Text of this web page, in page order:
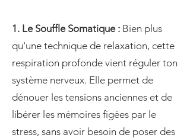
1. Le Souffle Somatique : Bien plus
qu'une technique de relaxation, cette
respiration profonde vient réguler ton
système nerveux. Elle permet de
dénouer les tensions anciennes et de
libérer les mémoires figées par le
stress, sans avoir besoin de poser des